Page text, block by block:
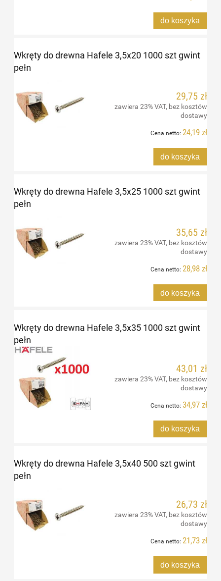
do koszyka
Wkręty do drewna Hafele 3,5x20 1000 szt gwint
pełn
29,75 zł
zawiera 23% VAT, bez kosztów
dostawy
Cena netto: 24,19 zł
do koszyka
Wkręty do drewna Hafele 3,5x25 1000 szt gwint
pełn
35,65 zł
zawiera 23% VAT, bez kosztów
dostawy
Cena netto: 28,98 zł
do koszyka
Wkręty do drewna Hafele 3,5x35 1000 szt gwint
pełn
43,01 zł
zawiera 23% VAT, bez kosztów
dostawy
Cena netto: 34,97 zł
do koszyka
Wkręty do drewna Hafele 3,5x40 500 szt gwint
pełn
26,73 zł
zawiera 23% VAT, bez kosztów
dostawy
Cena netto: 21,73 zł
do koszyka